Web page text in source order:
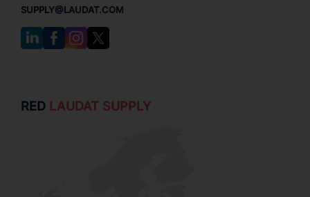
SUPPLY@LAUDAT.COM
RED LAUDAT SUPPLY